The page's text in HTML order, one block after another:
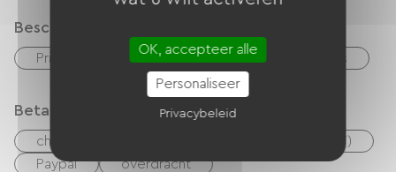
Beschrijving
Privé, omheind terrein Garage Terras
Betaalmethoden
checks
Vakantiebonnen (ANCV)
Paypal
overdracht
OK, accepteer alle
Personaliseer
Privacybeleid